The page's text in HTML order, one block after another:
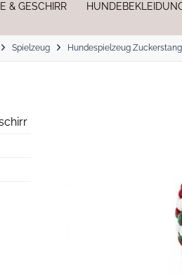
& GESCHIRR
Spielzeug Hundespielzeug